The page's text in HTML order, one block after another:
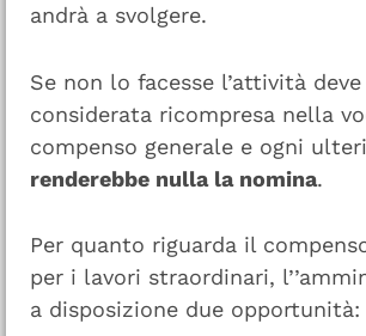
andrà a svolgere.
Se non lo facesse l’attività deve
considerata ricompresa nella
compenso generale e ogni
renderebbe nulla la nomina.
Per quanto riguarda il
per i lavori straordinari,
a disposizione due opportunità: